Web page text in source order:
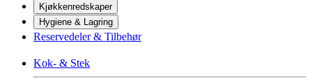
Kjøkkenredskaper
Hygiene & Lagring
Reservedeler & Tilbehør
Kok- & Stek